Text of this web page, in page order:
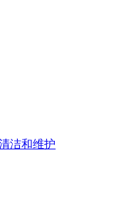
洁和维护